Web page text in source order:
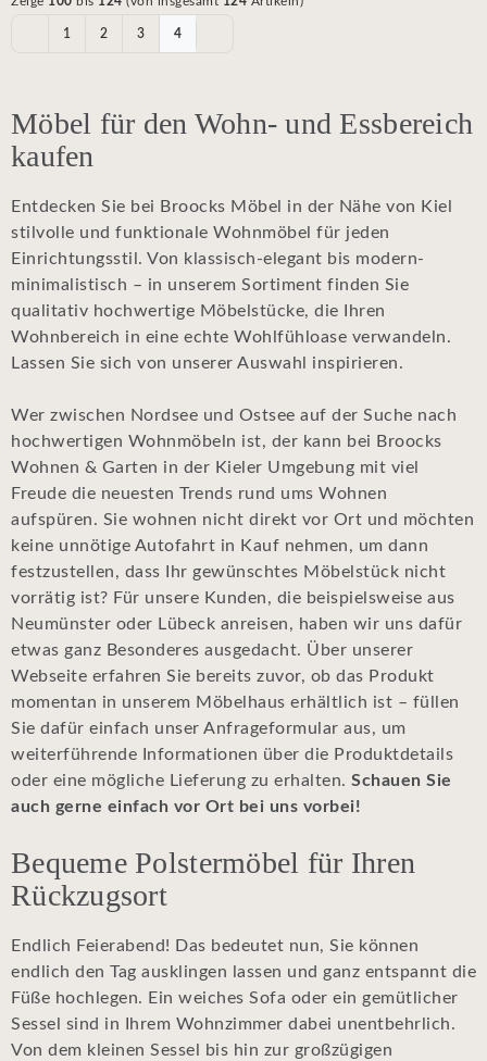
1 2 3 4
Möbel für den Wohn- und Essbereich
kaufen
Entdecken Sie bei Broocks Möbel in der Nähe von Kiel
stilvolle und funktionale Wohnmöbel für jeden
Einrichtungsstil. Von klassisch-elegant bis modern-
minimalistisch – in unserem Sortiment finden Sie
qualitativ hochwertige Möbelstücke, die Ihren
Wohnbereich in eine echte Wohlfühloase verwandeln.
Lassen Sie sich von unserer Auswahl inspirieren.
Wer zwischen Nordsee und Ostsee auf der Suche nach
hochwertigen Wohnmöbeln ist, der kann bei Broocks
Wohnen & Garten in der Kieler Umgebung mit viel
Freude die neuesten Trends rund ums Wohnen
aufspüren. Sie wohnen nicht direkt vor Ort und möchten
keine unnötige Autofahrt in Kauf nehmen, um dann
festzustellen, dass Ihr gewünschtes Möbelstück nicht
vorrätig ist? Für unsere Kunden, die beispielsweise aus
Neumünster oder Lübeck anreisen, haben wir uns dafür
etwas ganz Besonderes ausgedacht. Über unserer
Webseite erfahren Sie bereits zuvor, ob das Produkt
momentan in unserem Möbelhaus erhältlich ist – füllen
Sie dafür einfach unser Anfrageformular aus, um
weiterführende Informationen über die Produktdetails
oder eine mögliche Lieferung zu erhalten. Schauen Sie
auch gerne einfach vor Ort bei uns vorbei!
Bequeme Polstermöbel für Ihren
Rückzugsort
Endlich Feierabend! Das bedeutet nun, Sie können
endlich den Tag ausklingen lassen und ganz entspannt die
Füße hochlegen. Ein weiches Sofa oder ein gemütlicher
Sessel sind in Ihrem Wohnzimmer dabei unentbehrlich.
Von dem kleinen Sessel bis hin zur großzügigen